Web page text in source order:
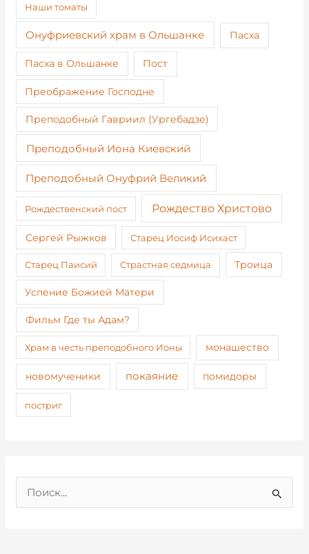
Наши томаты
Онуфриевский храм в Ольшанке Пасха
Пасха в Ольшанке Пост
Преображение Господне
Преподобный Гавриил (Ургебадзе)
Преподобный Иона Киевский
Преподобный Онуфрий Великий
Рождественский пост Рождество Христово
Сергей Рыжков Старец Иосиф Исихаст
Старец Паисий Страстная седмица Троица
Успение Божией Матери
Фильм Где ты Адам?
Храм в честь преподобного Ионы монашество
новомученики покаяние помидоры
постриг